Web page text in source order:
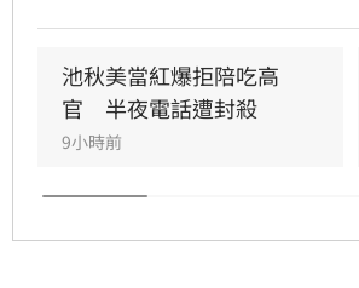
會運作提出質疑，池秋美更進一
疑雲，包括質疑會費流向。面對
婷曾回應不予理會，強調將持續
前雙方各執一詞，工會財務與管
燒，各界正高度關注後續發展，
真相以平息演藝圈紛擾。
池秋美當紅爆拒陪吃高
官　半夜電話遭封殺
9小時前